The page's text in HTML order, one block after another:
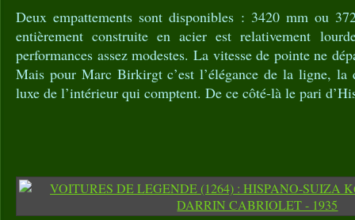
Deux empattements sont disponibles : 3420 mm ou
entièrement construite en acier est relativement
performances assez modestes. La vitesse de pointe ne
Mais pour Marc Birkirgt c’est l’élégance de la ligne,
luxe de l’intérieur qui comptent. De ce côté-là le pari